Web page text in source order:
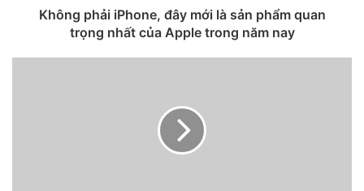
Không phải iPhone, đây mới là sản phẩm quan
trọng nhất của Apple trong năm nay